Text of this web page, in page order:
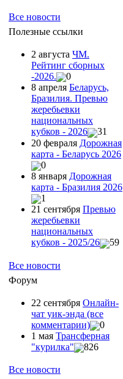
Все новости
Полезные ссылки
2 августа ЧМ.
Рейтинг сборных
-2026.
0
8 апреля Беларусь,
Бразилия. Превью
жеребьевки
национальных
кубков - 2026
31
20 февраля Дорожная
карта - Беларусь 2026
0
8 января Дорожная
карта - Бразилия 2026
1
21 сентября Превью
жеребьевки
национальных
кубков - 2025/26
59
Все новости
Форум
22 сентября Онлайн-
чат уик-энда (все
комментарии)
0
1 мая Трансферная
"курилка"
826
Все новости